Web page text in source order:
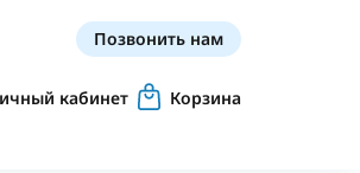
Позвонить нам
кабинет Корзина